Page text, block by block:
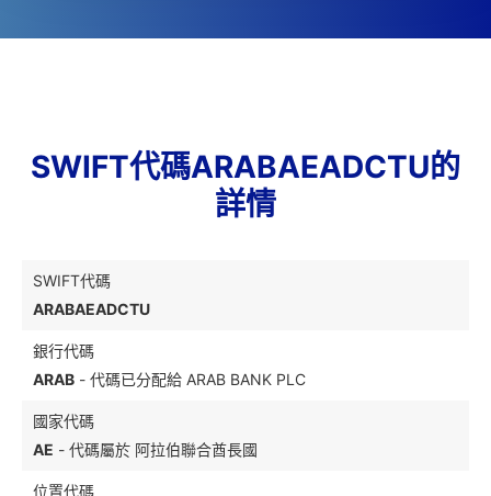
SWIFT代碼ARABAEADCTU的
詳情
SWIFT代碼
ARABAEADCTU
銀行代碼
ARAB - 代碼已分配給 ARAB BANK PLC
國家代碼
AE - 代碼屬於 阿拉伯聯合酋長國
位置代碼